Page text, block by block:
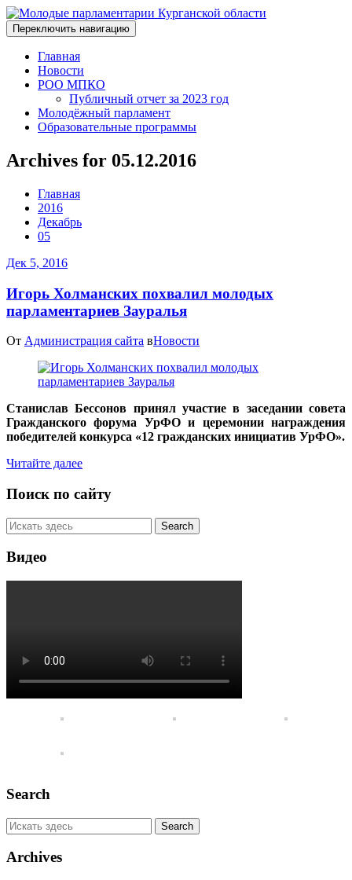
Переключить навигацию
Главная
Новости
РОО МПКО
Публичный отчет за 2023 год
Молодёжный парламент
Образовательные программы
Archives for 05.12.2016
Главная
2016
Декабрь
05
Дек 5, 2016
Игорь Холманских похвалил молодых
парламентариев Зауралья
От Администрация сайта вНовости
Станислав Бессонов принял участие в заседании совета
Гражданского форума УрФО и церемонии награждения
победителей конкурса «12 гражданских инициатив УрФО».
Читайте далее
Поиск по сайту
Видео
Search
Archives